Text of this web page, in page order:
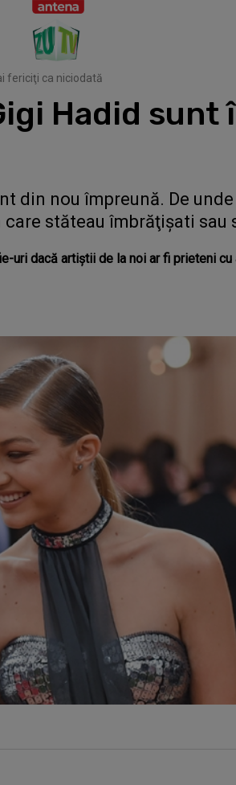
fericiţi ca niciodată
Hadid
din nou împreună. De
stăteau îmbrăţişati sau
uri dacă artiştii de la noi ar fi prieteni